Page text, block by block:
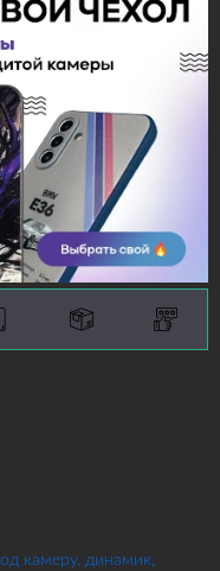
камеру, динамик,